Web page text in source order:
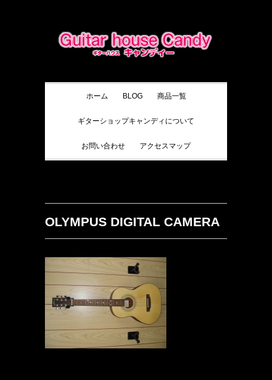
ホーム BLOG 商品一覧
ギターショップキャンディについて
お問い合わせ アクセスマップ
OLYMPUS DIGITAL CAMERA